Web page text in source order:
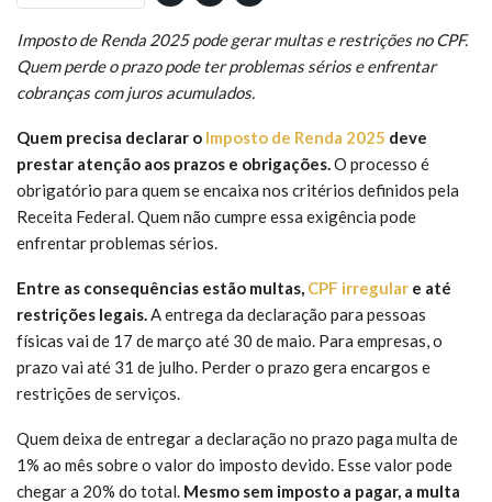
Imposto de Renda 2025 pode gerar multas e restrições no CPF.
Quem perde o prazo pode ter problemas sérios e enfrentar
cobranças com juros acumulados.
Quem precisa declarar o Imposto de Renda 2025 deve
prestar atenção aos prazos e obrigações.O processo é
obrigatório para quem se encaixa nos critérios definidos pela
Receita Federal. Quem não cumpre essa exigência pode
enfrentar problemas sérios.
Entre as consequências estão multas, CPF irregular e até
restrições legais.A entrega da declaração para pessoas
físicas vai de 17 de março até 30 de maio. Para empresas, o
prazo vai até 31 de julho. Perder o prazo gera encargos e
restrições de serviços.
Quem deixa de entregar a declaração no prazo paga multa de
1% ao mês sobre o valor do imposto devido. Esse valor pode
chegar a 20% do total. Mesmo sem imposto a pagar, a multa